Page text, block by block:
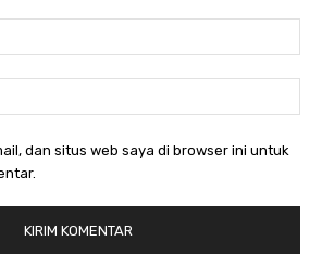
dan situs web saya di browser ini untuk